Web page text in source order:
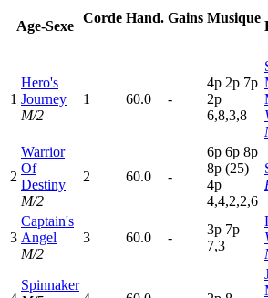
Age-Sexe
Corde Hand. Gains Musique
1
Hero's
Journey
M/2
1 60.0 -
4p 2p 7p
2p
6,8,3,8
2
Warrior
Of
Destiny
M/2
2 60.0 -
6p 6p 8p
8p (25)
4p
4,4,2,2,6
3
Captain's
Angel
M/2
3 60.0 -
3p 7p
7,3
Spinnaker